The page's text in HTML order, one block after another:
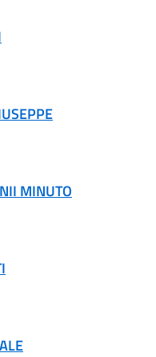
MINUTO